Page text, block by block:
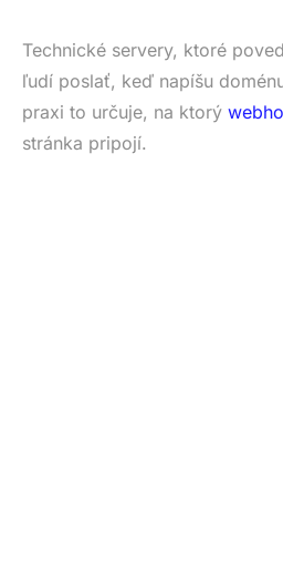
Technické servery, ktoré
ľudí poslať, keď napíšu
praxi to určuje, na ktorý
stránka pripojí.